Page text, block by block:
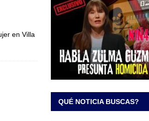
en Villa
QUÉ NOTICIA BUSCAS?